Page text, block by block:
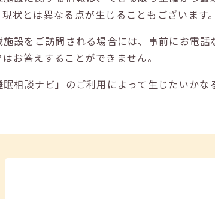
現状とは異なる点が生じることもございます。
施設をご訪問される場合には、事前にお電
お答えすることができません。
眠相談ナビ」のご利用によって生じたいか